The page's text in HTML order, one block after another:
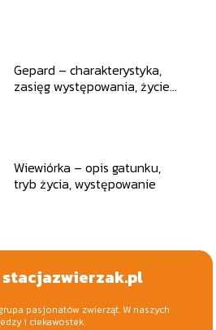
Gepard – charakterystyka,
zasięg występowania, życie
Wiewiórka – opis gatunku,
tryb życia, występowanie
stacjazwierzak.pl
pasjonatów zwierząt. W naszych
i ciekawostek.